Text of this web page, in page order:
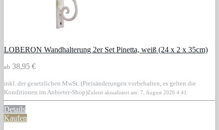
LOBERON Wandhalterung 2er Set Pinetta, weiß (24 x 2 x 35cm)
ab 38,95 €
inkl. der gesetzlichen MwSt. (Preisänderungen vorbehalten, es gelten die
Konditionen im Anbieter-Shop)Zuletzt aktualisiert am: 7. August 2026 4:41
Details
Kaufen